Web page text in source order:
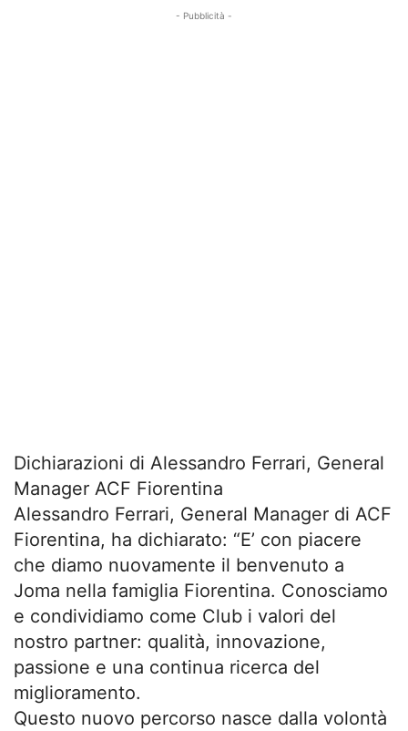
- Pubblicità -
Dichiarazioni di Alessandro Ferrari, General
Manager ACF Fiorentina
Alessandro Ferrari, General Manager di ACF
Fiorentina, ha dichiarato: “E’ con piacere
che diamo nuovamente il benvenuto a
Joma nella famiglia Fiorentina. Conosciamo
e condividiamo come Club i valori del
nostro partner: qualità, innovazione,
passione e una continua ricerca del
miglioramento.
Questo nuovo percorso nasce dalla volontà